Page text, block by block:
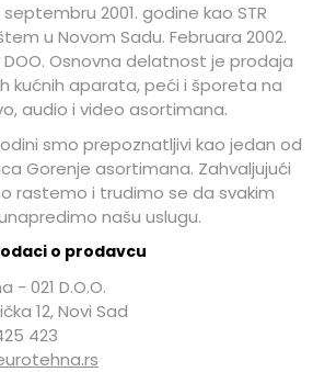
2001. godine kao STR
u Novom Sadu. Februara 2002.
Osnovna delatnost je prodaja
kućnih aparata, peći i šporeta na
audio i video asortimana.
smo prepoznatljivi kao jedan od
Gorenje asortimana. Zahvaljujući
rastemo i trudimo se da svakim
našu uslugu.
o prodavcu
- 021 D.O.O.
12, Novi Sad
423